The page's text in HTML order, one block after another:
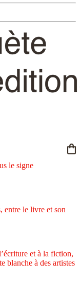
le signe
entre le livre et son
et à la fiction,
blanche à des artistes